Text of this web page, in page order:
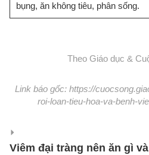
bụng, ăn không tiêu, phân sống.
Theo Giáo dục &
Link báo gốc: https://
roi-loan-tieu-hoa-va-benh-
Viêm đại tràng nên ăn gì